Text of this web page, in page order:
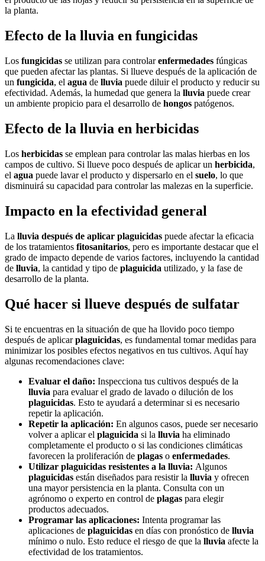
la planta.
Efecto de la lluvia en fungicidas
Los fungicidas se utilizan para controlarenfermedades fúngicas
que pueden afectar las plantas. Si llueve después de la aplicación de
un fungicida, el agua de lluvia puede diluir el producto y reducir su
efectividad. Además, la humedad que genera la lluvia puede crear
un ambiente propicio para el desarrollo de hongos patógenos.
Efecto de la lluvia en herbicidas
Los herbicidas se emplean para controlar las malas hierbas en los
campos de cultivo. Si llueve poco después de aplicar un herbicida,
el agua puede lavar el producto y dispersarlo en el suelo, lo que
disminuirá su capacidad para controlar las malezas en la superficie.
Impacto en la efectividad general
La lluvia después de aplicar plaguicidas puede afectar la eficacia
de los tratamientos fitosanitarios, pero es importante destacar que el
grado de impacto depende de varios factores, incluyendo la cantidad
de lluvia, la cantidad y tipo de plaguicida utilizado, y la fase de
desarrollo de la planta.
Qué hacer si llueve después de sulfatar
Si te encuentras en la situación de que ha llovido poco tiempo
después de aplicarplaguicidas, es fundamental tomar medidas para
minimizar los posibles efectos negativos en tus cultivos. Aquí hay
algunas recomendaciones clave:
Evaluar el daño: Inspecciona tus cultivos después de la
lluvia para evaluar el grado de lavado o dilución de los
plaguicidas. Esto te ayudará a determinar si es necesario
repetir la aplicación.
Repetir la aplicación: En algunos casos, puede ser necesario
volver a aplicar el plaguicida si la lluvia ha eliminado
completamente el producto o si las condiciones climáticas
favorecen la proliferación de plagas o enfermedades.
Utilizar plaguicidas resistentes a la lluvia: Algunos
plaguicidas están diseñados para resistir la lluvia y ofrecen
una mayor persistencia en la planta. Consulta con un
agrónomo o experto en control de plagas para elegir
productos adecuados.
Programar las aplicaciones: Intenta programar las
aplicaciones de plaguicidas en días con pronóstico de lluvia
mínimo o nulo. Esto reduce el riesgo de que la lluvia afecte la
efectividad de los tratamientos.